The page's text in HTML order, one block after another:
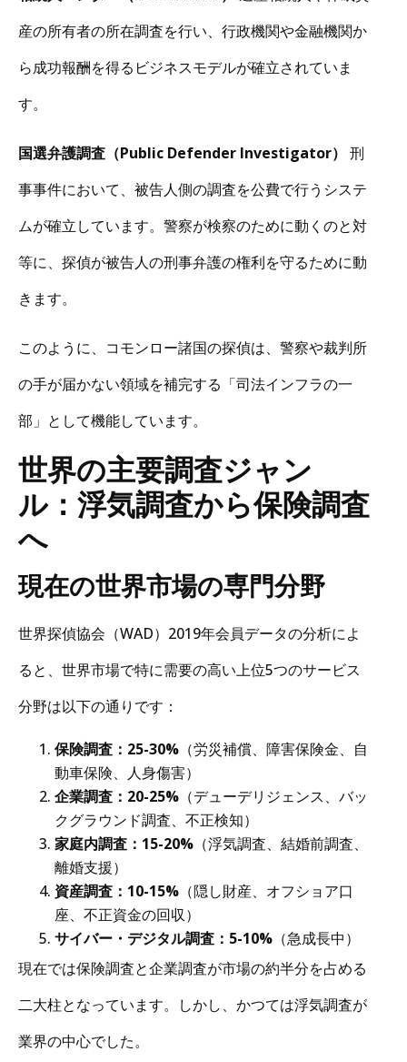
産の所有者の所在調査を行い、行政機関や金融機関か
ら成功報酬を得るビジネスモデルが確立されていま
す。
国選弁護調査（Public Defender Investigator） 刑
事事件において、被告人側の調査を公費で行うシステ
ムが確立しています。警察が検察のために動くのと対
等に、探偵が被告人の刑事弁護の権利を守るために動
きます。
このように、コモンロー諸国の探偵は、警察や裁判所
の手が届かない領域を補完する「司法インフラの一
部」として機能しています。
世界の主要調査ジャン
ル：浮気調査から保険調査
へ
現在の世界市場の専門分野
世界探偵協会（WAD）2019年会員データの分析によ
ると、世界市場で特に需要の高い上位5つのサービス
分野は以下の通りです：
保険調査：25-30% （労災補償、障害保険金、自
動車保険、人身傷害）
企業調査：20-25% （デューデリジェンス、バッ
クグラウンド調査、不正検知）
家庭内調査：15-20% （浮気調査、結婚前調査、
離婚支援）
資産調査：10-15% （隠し財産、オフショア口
座、不正資金の回収）
サイバー・デジタル調査：5-10% （急成長中）
現在では保険調査と企業調査が市場の約半分を占める
二大柱となっています。しかし、かつては浮気調査が
業界の中心でした。